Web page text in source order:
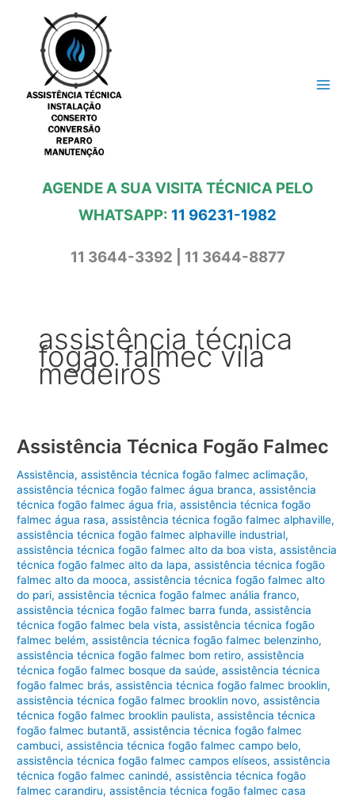
conteúdo
AGENDE A SUA VISITA TÉCNICA PELO
WHATSAPP: 11 96231-1982
11 3644-3392 | 11 3644-8877
assistência técnica
fogão falmec vila
medeiros
Assistência Técnica Fogão Falmec
Assistência,assistência técnica fogão falmec aclimação,
assistência técnica fogão falmec água branca,assistência
técnica fogão falmec água fria,assistência técnica fogão
falmec água rasa,assistência técnica fogão falmec alphaville,
assistência técnica fogão falmec alphaville industrial,
assistência técnica fogão falmec alto da boa vista,assistência
técnica fogão falmec alto da lapa,assistência técnica fogão
falmec alto da mooca,assistência técnica fogão falmec alto
do pari,assistência técnica fogão falmec anália franco,
assistência técnica fogão falmec barra funda,assistência
técnica fogão falmec bela vista,assistência técnica fogão
falmec belém,assistência técnica fogão falmec belenzinho,
assistência técnica fogão falmec bom retiro,assistência
técnica fogão falmec bosque da saúde,assistência técnica
fogão falmec brás,assistência técnica fogão falmec brooklin,
assistência técnica fogão falmec brooklin novo,assistência
técnica fogão falmec brooklin paulista,assistência técnica
fogão falmec butantã,assistência técnica fogão falmec
cambuci,assistência técnica fogão falmec campo belo,
assistência técnica fogão falmec campos elíseos,assistência
técnica fogão falmec canindé,assistência técnica fogão
falmec carandiru,assistência técnica fogão falmec casa